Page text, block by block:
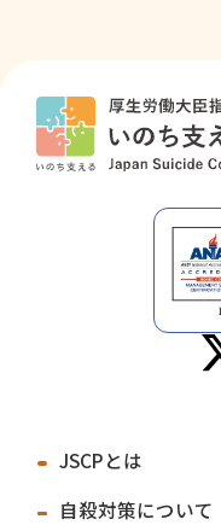
JSCPとは
自殺対策について